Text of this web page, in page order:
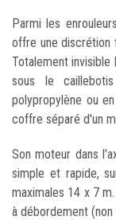
Parmi les
offre une discrétion
Totalement
sous le
polypropylène ou
coffre séparé d'un
Son moteur dans
simple et rapide,
maximales 14 x 7
à débordement